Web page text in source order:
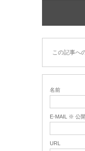
この記事へ
名前
E-MAIL
URL